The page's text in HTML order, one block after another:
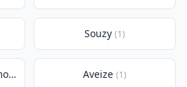
Souzy (1)
Saint-Laurent-de-Chamousset Aveize (1)